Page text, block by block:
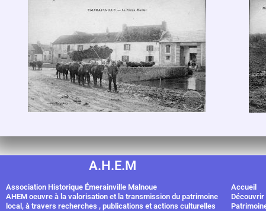
A.H.E.M
Association Historique Émerainville Malnoue
AHEM oeuvre à la valorisation et la transmission du patrimoine
local, à travers recherches , publications et actions culturelles
Accueil